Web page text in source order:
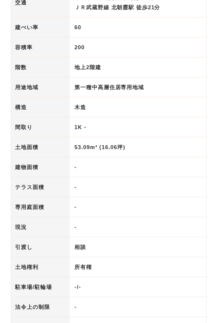
交通
ＪＲ武蔵野線 北朝霞駅 徒歩21分
建ぺい率 60
容積率 200
階数 地上2階建
用途地域 第一種中高層住居専用地域
構造 木造
間取り 1K -
土地面積 53.09m² (16.06坪)
建物面積 -
テラス面積 -
専用庭面積 -
現況 -
引渡し 相談
土地権利 所有権
駐車場/駐輪場 -/-
法令上の制限 -